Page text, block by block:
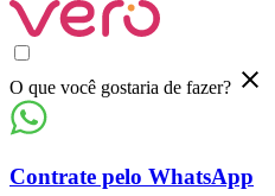
O que você gostaria de fazer?
Contrate pelo WhatsApp